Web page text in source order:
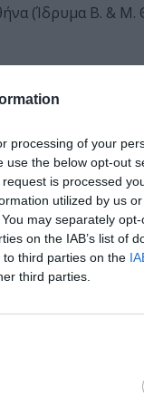
processing of your
use the below opt-out
is processed
utilized by us
may separately
on the IAB’s list of
third parties on the
third parties.
(Ίδρυμα Β. & Μ.
Δες